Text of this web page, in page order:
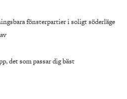
fönsterpartier i soligt söderläge
det som passar dig bäst